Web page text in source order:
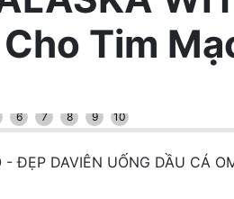
Tim
6 7 8 9 10
ĐẸP DAVIÊN UỐNG DẦU CÁ